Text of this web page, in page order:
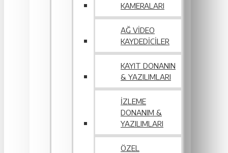
KAMERALARI
AĞ VIDEO
KAYDEDICILER
KAYIT DONANIN
& YAZILIMLARI
İZLEME
DONANIM &
YAZILIMLARI
ÖZEL